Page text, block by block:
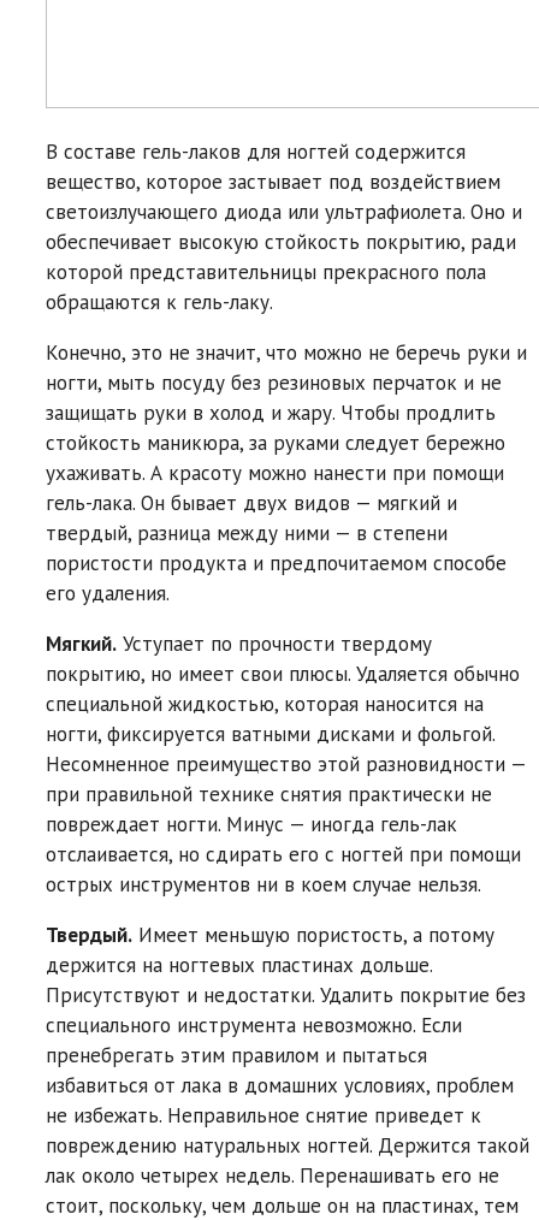
В составе гель-лаков для ногтей содержится
вещество, которое застывает под воздействием
светоизлучающего диода или ультрафиолета. Оно и
обеспечивает высокую стойкость покрытию, ради
которой представительницы прекрасного пола
обращаются к гель-лаку.​
Конечно, это не значит, что можно не беречь руки и
ногти, мыть посуду без резиновых перчаток и не
защищать руки в холод и жару. Чтобы продлить
стойкость маникюра, за руками следует бережно
ухаживать. А красоту можно нанести при помощи
гель-лака. Он бывает двух видов — мягкий и
твердый, разница между ними — в степени
пористости продукта и предпочитаемом способе
его удаления.
Мягкий. Уступает по прочности твердому
покрытию, но имеет свои плюсы. Удаляется обычно
специальной жидкостью, которая наносится на
ногти, фиксируется ватными дисками и фольгой.
Несомненное преимущество этой разновидности —
при правильной технике снятия практически не
повреждает ногти. Минус — иногда гель-лак
отслаивается, но сдирать его с ногтей при помощи
острых инструментов ни в коем случае нельзя.
Твердый. Имеет меньшую пористость, а потому
держится на ногтевых пластинах дольше.
Присутствуют и недостатки. Удалить покрытие без
специального инструмента невозможно. Если
пренебрегать этим правилом и пытаться
избавиться от лака в домашних условиях, проблем
не избежать. Неправильное снятие приведет к
повреждению натуральных ногтей. Держится такой
лак около четырех недель. Перенашивать его не
стоит, поскольку, чем дольше он на пластинах, тем